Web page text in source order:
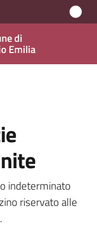
di
Emilia
indeterminato
riservato alle